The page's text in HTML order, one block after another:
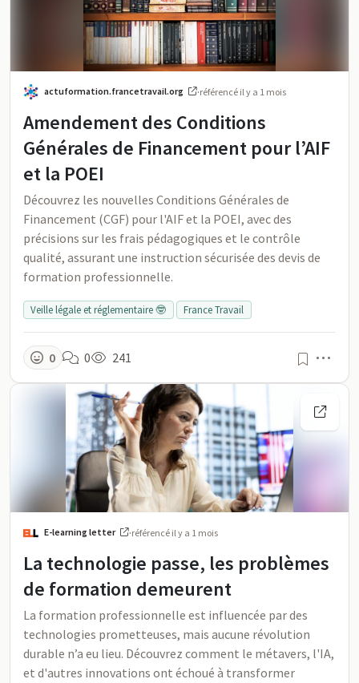
actuformation.francetravail.org ·référencé il y a 1 mois
Amendement des Conditions
Générales de Financement pour l’AIF
et la POEI
Découvrez les nouvelles Conditions Générales de
Financement (CGF) pour l'AIF et la POEI, avec des
précisions sur les frais pédagogiques et le contrôle
qualité, assurant une instruction sécurisée des devis de
formation professionnelle.
Veille légale et réglementaire 🤓 France Travail
0 0 241
E-learning letter ·référencé il y a 1 mois
La technologie passe, les problèmes
de formation demeurent
La formation professionnelle est influencée par des
technologies prometteuses, mais aucune révolution
durable n’a eu lieu. Découvrez comment le métavers, l'IA,
et d'autres innovations ont échoué à transformer